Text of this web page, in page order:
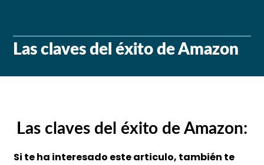
Las claves del éxito de Amazon
Las claves del éxito de Amazon:
Si te ha interesado este articulo, también te